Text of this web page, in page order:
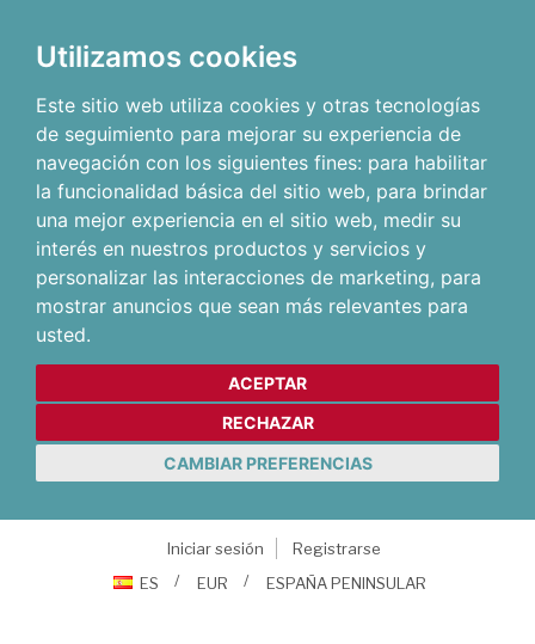
Utilizamos cookies
Este sitio web utiliza cookies y otras tecnologías
de seguimiento para mejorar su experiencia de
navegación con los siguientes fines: para habilitar
la funcionalidad básica del sitio web, para brindar
una mejor experiencia en el sitio web, medir su
interés en nuestros productos y servicios y
personalizar las interacciones de marketing, para
mostrar anuncios que sean más relevantes para
usted.
ACEPTAR
RECHAZAR
CAMBIAR PREFERENCIAS
Iniciar sesión
Registrarse
ES
EUR ESPAÑA PENINSULAR